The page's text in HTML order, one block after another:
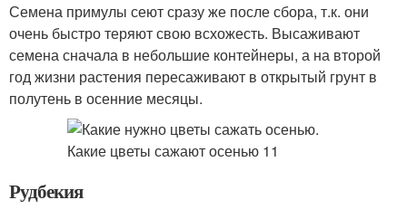
Семена примулы сеют сразу же после сбора, т.к. они
очень быстро теряют свою всхожесть. Высаживают
семена сначала в небольшие контейнеры, а на второй
год жизни растения пересаживают в открытый грунт в
полутень в осенние месяцы.
Рудбекия